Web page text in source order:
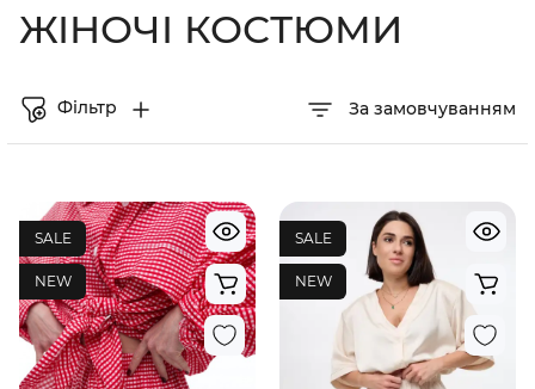
ЖІНОЧІ КОСТЮМИ
Фільтр За замовчуванням
SALE
NEW
SALE
NEW